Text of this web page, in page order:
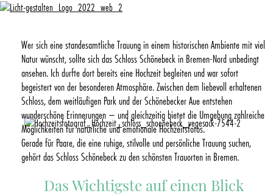
Heiraten auf dem
Schloss Schönebeck in
Vegesack
Heiraten in Bremen
Schloss Schönebeck in Vegesack
Licht-Gestalten Blog
Wer sich eine standesamtliche Trauung in einem historischen Ambiente mit viel
Natur wünscht, sollte sich das Schloss Schönebeck in Bremen-Nord unbedingt
ansehen. Ich durfte dort bereits eine Hochzeit begleiten und war sofort
begeistert von der besonderen Atmosphäre. Zwischen dem liebevoll erhaltenen
Schloss, dem weitläufigen Park und der Schönebecker Aue entstehen
wunderschöne Erinnerungen – und gleichzeitig bietet die Umgebung zahlreiche
Möglichkeiten für natürliche und emotionale Hochzeitsfotos.
Gerade für Paare, die eine ruhige, stilvolle und persönliche Trauung suchen,
gehört das Schloss Schönebeck zu den schönsten Trauorten in Bremen.
Das Wichtigste auf einen Blick